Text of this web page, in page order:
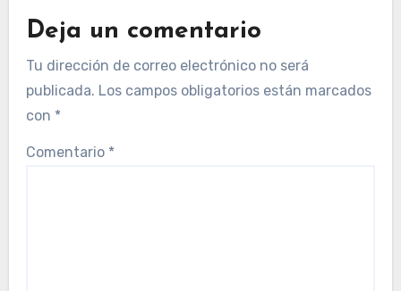
Deja un comentario
Tu dirección de correo electrónico no será
publicada. Los campos obligatorios están marcados
con *
Comentario *